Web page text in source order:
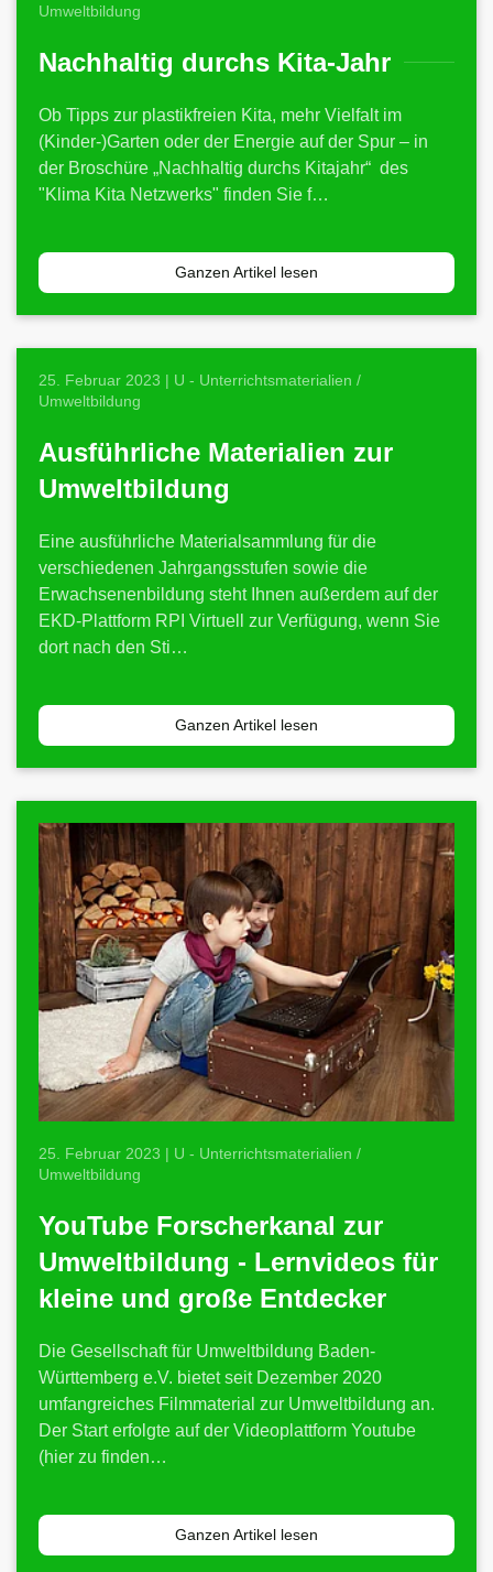
Umweltbildung
Nachhaltig durchs Kita-Jahr
Ob Tipps zur plastikfreien Kita, mehr Vielfalt im
(Kinder-)Garten oder der Energie auf der Spur – in
der Broschüre „Nachhaltig durchs Kitajahr“ des
"Klima Kita Netzwerks" finden Sie f…
Ganzen Artikel lesen
25. Februar 2023 | U - Unterrichtsmaterialien /
Umweltbildung
Ausführliche Materialien zur
Umweltbildung
Eine ausführliche Materialsammlung für die
verschiedenen Jahrgangsstufen sowie die
Erwachsenenbildung steht Ihnen außerdem auf der
EKD-Plattform RPI Virtuell zur Verfügung, wenn Sie
dort nach den Sti…
Ganzen Artikel lesen
25. Februar 2023 | U - Unterrichtsmaterialien /
Umweltbildung
YouTube Forscherkanal zur
Umweltbildung - Lernvideos für
kleine und große Entdecker
Die Gesellschaft für Umweltbildung Baden-
Württemberg e.V. bietet seit Dezember 2020
umfangreiches Filmmaterial zur Umweltbildung an.
Der Start erfolgte auf der Videoplattform Youtube
(hier zu finden…
Ganzen Artikel lesen